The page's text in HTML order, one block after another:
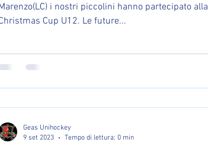
i nostri piccolini hanno partecipato alla
Cup U12. Le future...
Geas Unihockey
9 set 2023
Tempo di lettura: 0 min